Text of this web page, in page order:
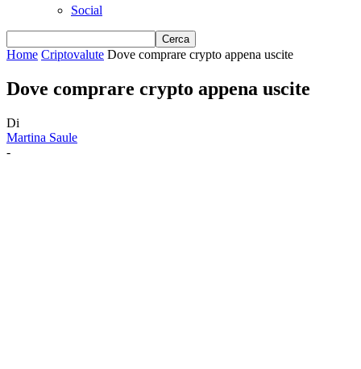
Social
Home Criptovalute Dove comprare crypto appena uscite
Dove comprare crypto appena uscite
Di
Martina Saule
-